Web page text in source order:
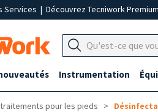
Services | Découvrez Tecniwork Premium
Instrumentation
pour les pieds